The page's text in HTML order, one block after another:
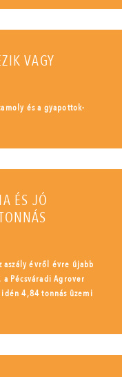
VAGY
és a gyapottok-
ÉS JÓ
aszály évről évre újabb
Pécsváradi Agrover
4,84 tonnás üzemi